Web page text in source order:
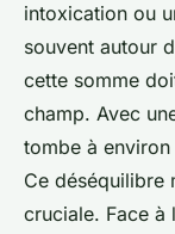
intoxication ou
souvent autour
cette somme
champ. Avec
tombe à environ
Ce déséquilibre
cruciale. Face à